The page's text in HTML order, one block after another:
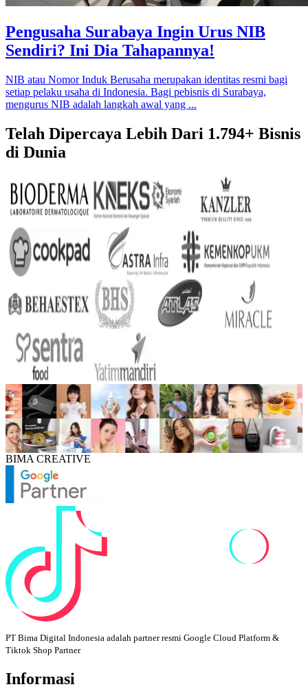
Pengusaha Surabaya Ingin Urus NIB
Sendiri? Ini Dia Tahapannya!
NIB atau Nomor Induk Berusaha merupakan identitas resmi bagi
setiap pelaku usaha di Indonesia. Bagi pebisnis di Surabaya,
mengurus NIB adalah langkah awal yang ...
Telah Dipercaya Lebih Dari 1.794+ Bisnis
di Dunia
BIMA CREATIVE
PT Bima Digital Indonesia adalah partner resmi Google Cloud Platform &
Tiktok Shop Partner
Informasi